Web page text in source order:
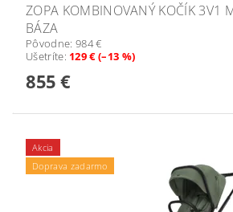
ZOPA KOMBINOVANÝ KOČÍK 3V1
BÁZA
Pôvodne: 984 €
Ušetríte: 129 € (–13 %)
855 €
Akcia
Doprava zadarmo